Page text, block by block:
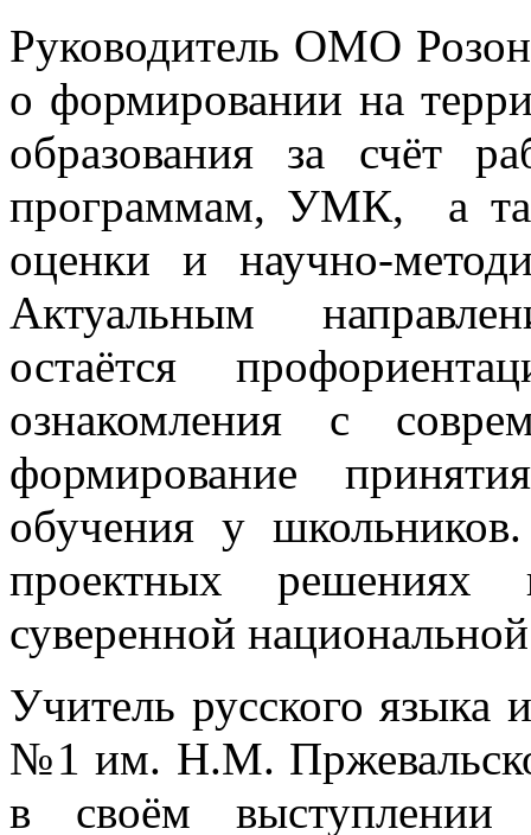
Руководитель ОМО
о формировании на
образования за счёт
программам, УМК, а
оценки и научно-
Актуальным
остаётся
ознакомления с
формирование
обучения у
проектных решениях
суверенной
Учитель русского
№1 им. Н.М.
в своём выступлении